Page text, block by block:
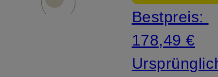
Bestpreis:
178,49 €